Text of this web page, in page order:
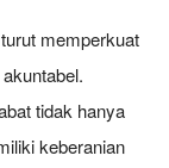
memperkuat
tidak hanya
keberanian